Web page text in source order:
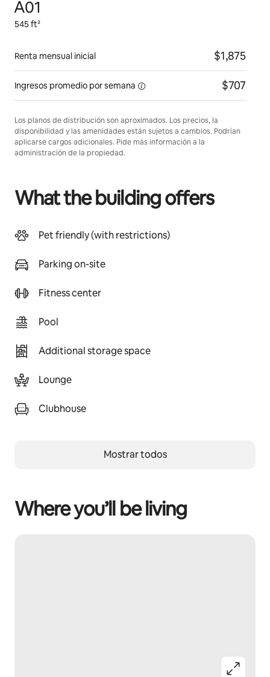
A01
545 ft²
Renta mensual inicial $1,875
Ingresos promedio porsemana $707
Los planos de distribución son aproximados. Los precios, la
disponibilidad y las amenidades están sujetos a cambios. Podrían
aplicarse cargos adicionales. Pide más información a la
administración de la propiedad.
What the building offers
Pet friendly (with restrictions)
Parking on-site
Fitness center
Pool
Additional storage space
Lounge
Clubhouse
Mostrar todos
Where you’ll be living